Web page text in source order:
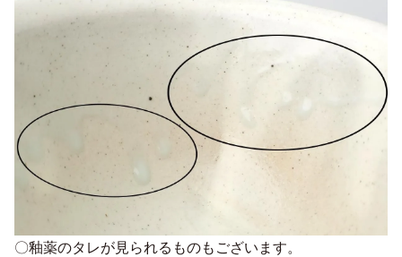
〇釉薬のタレが見られるものもございます。